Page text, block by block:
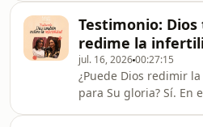
episodio, Lali nos
testimonio de la gracia
Testimonio:
redime la
jul. 16, 202600:27:15
¿Puede Dios redimir
para Su gloria? Sí. En